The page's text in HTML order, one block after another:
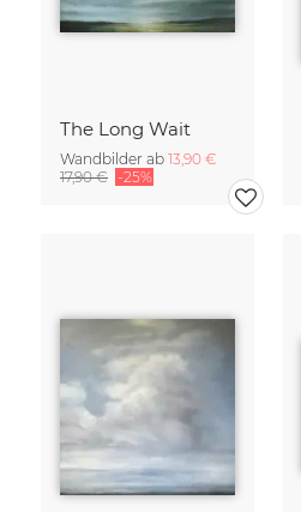
The Long Wait
Wandbilder ab 13,90 €
17,90 € -25%